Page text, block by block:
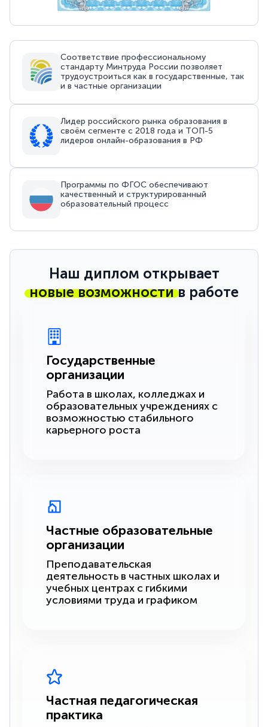
Соответствие профессиональному
стандарту Минтруда России позволяет
трудоустроиться как в государственные, так
и в частные организации
Лидер российского рынка образования в
своём сегменте с 2018 года и ТОП-5
лидеров онлайн-образования в РФ
Программы по ФГОС обеспечивают
качественный и структурированный
образовательный процесс
Наш диплом открывает
новые возможностив работе
Государственные
организации
Работа в школах, колледжах и
образовательных учреждениях с
возможностью стабильного
карьерного роста
Частные образовательные
организации
Преподавательская
деятельность в частных школах и
учебных центрах с гибкими
условиями труда и графиком
Частная педагогическая
практика